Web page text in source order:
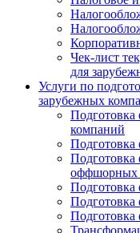
Чек-лист
для
Услуги по
зарубежных
Подготовка
компаний
Подготовка
Подготовка
оффшорных
Подготовка
Подготовка
Подготовка